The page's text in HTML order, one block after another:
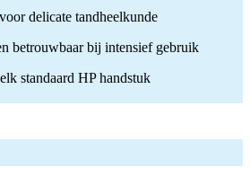
delicate tandheelkunde
betrouwbaar bij intensief gebruik
standaard HP handstuk